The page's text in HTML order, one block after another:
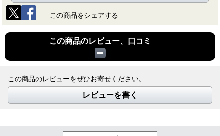
この商品をシェアする
この商品のレビュー、口コミ
この商品のレビューをぜひお寄せください。
レビューを書く